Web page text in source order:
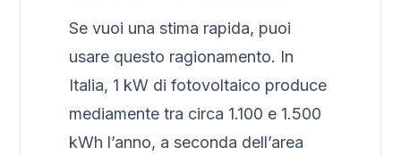
Se vuoi una stima rapida, puoi
usare questo ragionamento. In
Italia, 1 kW di fotovoltaico produce
mediamente tra circa 1.100 e 1.500
kWh l’anno, a seconda dell’area